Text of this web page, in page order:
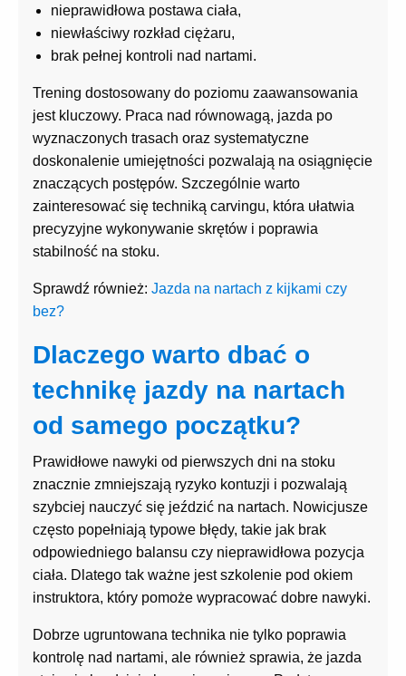
nieprawidłowa postawa ciała,
niewłaściwy rozkład ciężaru,
brak pełnej kontroli nad nartami.
Trening dostosowany do poziomu zaawansowania
jest kluczowy. Praca nad równowagą, jazda po
wyznaczonych trasach oraz systematyczne
doskonalenie umiejętności pozwalają na osiągnięcie
znaczących postępów. Szczególnie warto
zainteresować się techniką carvingu, która ułatwia
precyzyjne wykonywanie skrętów i poprawia
stabilność na stoku.
Sprawdź również: Jazda na nartach z kijkami czy
bez?
Dlaczego warto dbać o
technikę jazdy na nartach
od samego początku?
Prawidłowe nawyki od pierwszych dni na stoku
znacznie zmniejszają ryzyko kontuzji i pozwalają
szybciej nauczyć się jeździć na nartach. Nowicjusze
często popełniają typowe błędy, takie jak brak
odpowiedniego balansu czy nieprawidłowa pozycja
ciała. Dlatego tak ważne jest szkolenie pod okiem
instruktora, który pomoże wypracować dobre nawyki.
Dobrze ugruntowana technika nie tylko poprawia
kontrolę nad nartami, ale również sprawia, że jazda